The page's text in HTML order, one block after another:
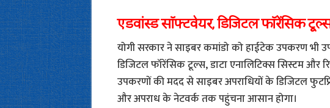
एडवांस्ड सॉफ्टवेयर, डिजिटल फॉरेंसिक
योगी सरकार ने साइबर कमांडो को हाईटेक उपकरण भी
डिजिटल फॉरेंसिक टूल्स, डाटा एनालिटिक्स सिस्टम और
उपकरणों की मदद से साइबर अपराधियों के डिजिटल
और अपराध के नेटवर्क तक पहुंचना आसान होगा।